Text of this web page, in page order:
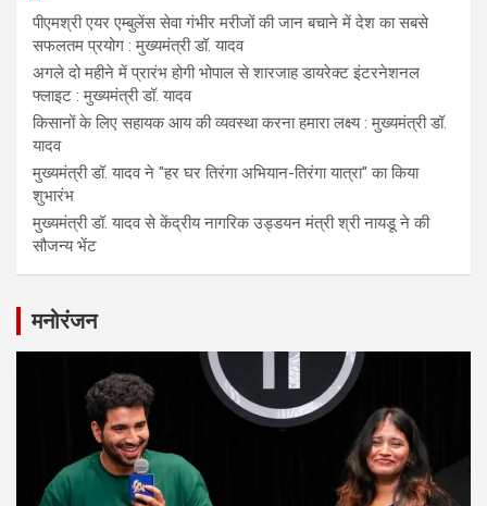
पीएमश्री एयर एम्बुलेंस सेवा गंभीर मरीजों की जान बचाने में देश का सबसे
सफलतम प्रयोग : मुख्यमंत्री डॉ. यादव
अगले दो महीने में प्रारंभ होगी भोपाल से शारजाह डायरेक्ट इंटरनेशनल
फ्लाइट : मुख्यमंत्री डॉ. यादव
किसानों के लिए सहायक आय की व्यवस्था करना हमारा लक्ष्य : मुख्यमंत्री डॉ.
यादव
मुख्यमंत्री डॉ. यादव ने "हर घर तिरंगा अभियान-तिरंगा यात्रा" का किया
शुभारंभ
मुख्यमंत्री डॉ. यादव से केंद्रीय नागरिक उड्डयन मंत्री श्री नायडू ने की
सौजन्य भेंट
मनोरंजन